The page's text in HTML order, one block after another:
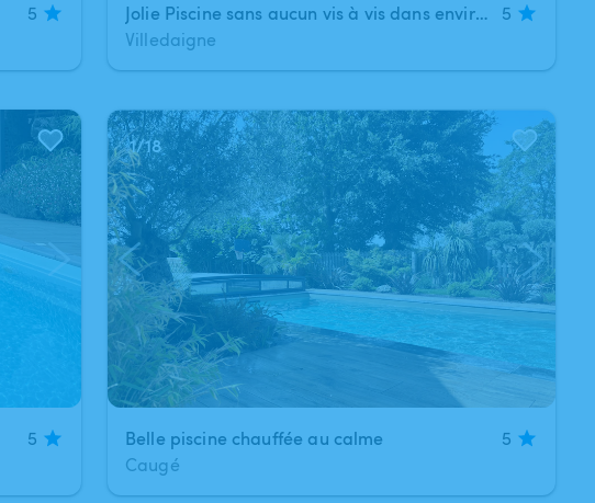
5
Jolie Piscine sans aucun vis à vis dans environnement très calme et intimiste
5
Villedaigne
5
1/18
Belle piscine chauffée au calme
5
Caugé